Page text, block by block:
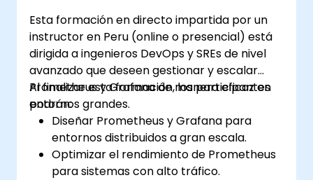
Habilitar una integración segura con
puntos de conexión remotos y sistemas
existentes.
Esta formación en directo impartida por un
instructor en Peru (online o presencial) está
dirigida a ingenieros DevOps y SREs de nivel
avanzado que deseen gestionar y escalar
Prometheus y Grafana de manera eficaz en
entornos grandes.
Al finalizar esta formación, los participantes
podrán:
Diseñar Prometheus y Grafana para
entornos distribuidos a gran escala.
Optimizar el rendimiento de Prometheus
para sistemas con alto tráfico.